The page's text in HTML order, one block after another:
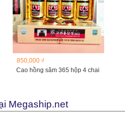
850,000 ₫
Cao hồng sâm 365 hộp 4 chai
Megaship.net